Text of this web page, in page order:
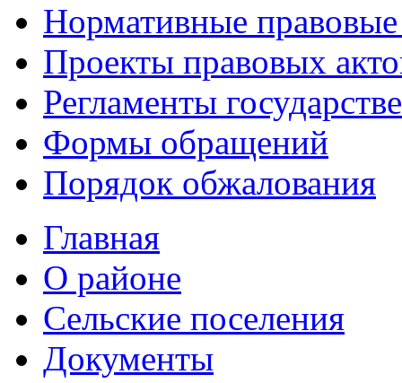
Нормативные
Проекты правовых
Регламенты
Формы обращений
Порядок обжалования
Главная
О районе
Сельские поселения
Документы